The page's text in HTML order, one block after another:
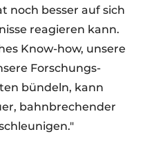
noch besser auf sich
reagieren kann.
Know-how, unsere
Forschungs-
bündeln, kann
bahnbrechender